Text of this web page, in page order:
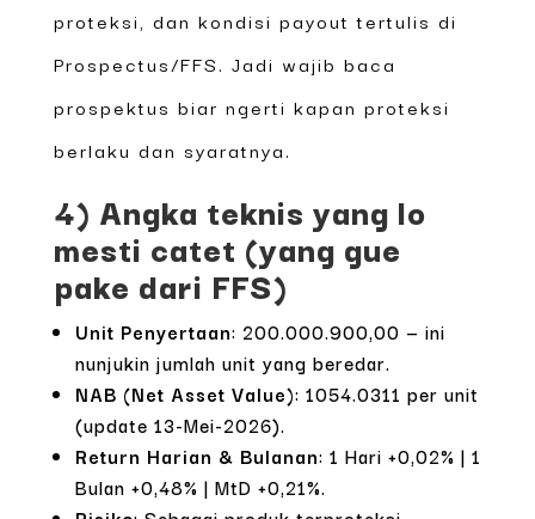
proteksi, dan kondisi payout tertulis di
Prospectus/FFS. Jadi wajib baca
prospektus biar ngerti kapan proteksi
berlaku dan syaratnya.
4) Angka teknis yang lo
mesti catet (yang gue
pake dari FFS)
Unit Penyertaan: 200.000.900,00 — ini
nunjukin jumlah unit yang beredar.
NAB (Net Asset Value): 1054.0311 per unit
(update 13-Mei-2026).
Return Harian & Bulanan: 1 Hari +0,02% | 1
Bulan +0,48% | MtD +0,21%.